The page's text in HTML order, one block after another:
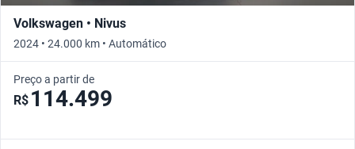
Volkswagen • Nivus
2024 • 24.000 km • Automático
Preço a partir de
R$ 114.499